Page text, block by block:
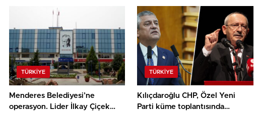
yasanın detayları
TÜRKIYE
Menderes Belediyesi’ne
operasyon. Lider İlkay Çiçek
TÜRKIYE
Kılıçdaroğlu CHP, Özel Yeni
Parti küme toplantısında